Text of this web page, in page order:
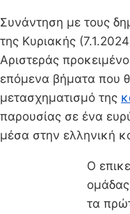
Συνάντηση με τους
της Κυριακής
Αριστεράς
επόμενα βήματα που
μετασχηματισμό της
παρουσίας σε ένα
μέσα στην ελληνική
Ο
τα